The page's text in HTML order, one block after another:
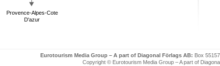
Provence-Alpes-Cote
D'azur
Eurotourism Media Group – A part of Diagonal Förlags AB: Box
Copyright © Eurotourism Media Group – A part of